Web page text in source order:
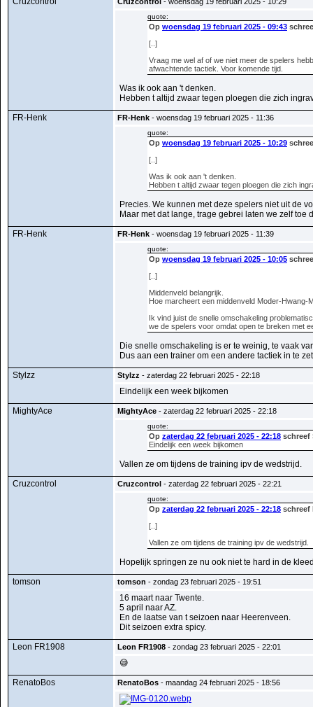
quote:
Op woensdag 19 februari 2025 - 09:43
[..]
Vraag me wel af of we niet meer de spelers
afwachtende tactiek. Voor komende tijd.
Was ik ook aan 't denken.
Hebben t altijd zwaar tegen ploegen die zich
FR-Henk
FR-Henk - woensdag 19 februari 2025 - 11:36
quote:
Op woensdag 19 februari 2025 - 10:29
[..]
Was ik ook aan 't denken.
Hebben t altijd zwaar tegen ploegen die zich
Precies. We kunnen met deze spelers niet uit de
Maar met dat lange, trage gebrei laten we zelf
FR-Henk
FR-Henk - woensdag 19 februari 2025 - 11:39
quote:
Op woensdag 19 februari 2025 - 10:05
[..]
Middenveld belangrijk.
Hoe marcheert een middenveld Moder-Hwang-
Ik vind juist de snelle omschakeling
we de spelers voor omdat open te breken met
Die snelle omschakeling is er te weinig, te vaak
Dus aan een trainer om een andere tactiek in te
Stylzz
Stylzz - zaterdag 22 februari 2025 - 22:18
Eindelijk een week bijkomen
MightyAce
MightyAce - zaterdag 22 februari 2025 - 22:18
quote:
Op zaterdag 22 februari 2025 - 22:18 schreef
Eindelijk een week bijkomen
Vallen ze om tijdens de training ipv de wedstrijd.
Cruzcontrol
Cruzcontrol - zaterdag 22 februari 2025 - 22:21
quote:
Op zaterdag 22 februari 2025 - 22:18 schreef
[..]
Vallen ze om tijdens de training ipv de wedstrijd.
Hopelijk springen ze nu ook niet te hard in de
tomson
tomson - zondag 23 februari 2025 - 19:51
16 maart naar Twente.
5 april naar AZ.
En de laatse van t seizoen naar Heerenveen.
Dit seizoen extra spicy.
Leon FR1908
Leon FR1908 - zondag 23 februari 2025 - 22:01
😅
RenatoBos
RenatoBos - maandag 24 februari 2025 - 18:56